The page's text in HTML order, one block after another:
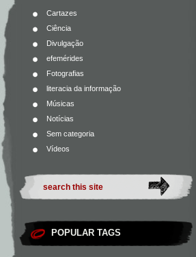
Cartazes
Ciência
Divulgação
efemérides
Fotografias
literacia da informação
Músicas
Notícias
Sem categoria
Vídeos
POPULAR TAGS